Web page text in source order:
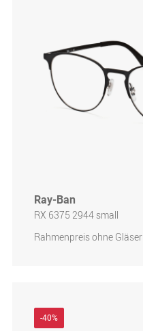
Ray-Ban
RX 6375 2944 small
Rahmenpreis ohne Gläser
-40%